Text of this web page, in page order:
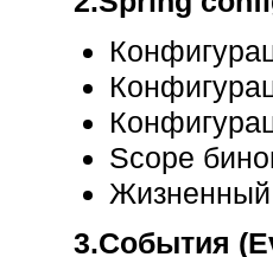
Scope
3.События